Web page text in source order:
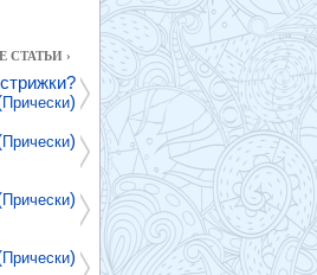
›
Прически)
Прически)
Прически)
Прически)